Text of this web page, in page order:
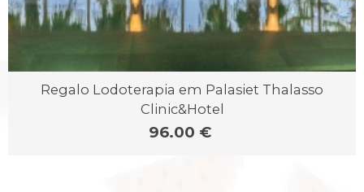
Regalo Lodoterapia em Palasiet Thalasso
Clinic&Hotel
96.00 €